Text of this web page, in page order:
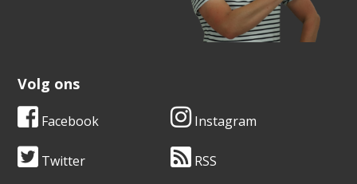
Volg ons
Facebook Instagram
Twitter RSS